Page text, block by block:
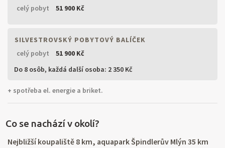
celý pobyt
51 900 Kč
SILVESTROVSKÝ POBYTOVÝ BALÍČEK
celý pobyt
51 900 Kč
Do 8 osôb, každá další osoba: 2 350 Kč
+ spotřeba el. energie a briket.
Co se nachází v okolí?
Nejbližší koupaliště 8 km, aquapark Špindlerův Mlýn 35 km